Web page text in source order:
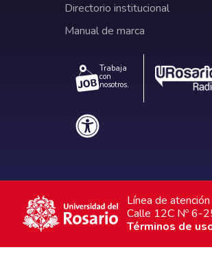
Directorio institucional
Manual de marca
Trabaja
con
nosotros.
Línea de
Calle 12C Nº 6-
Términos de